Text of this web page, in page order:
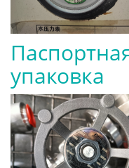
упаковка